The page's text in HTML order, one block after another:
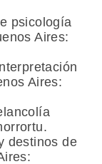
psicología
Aires:
Aires:
destinos de